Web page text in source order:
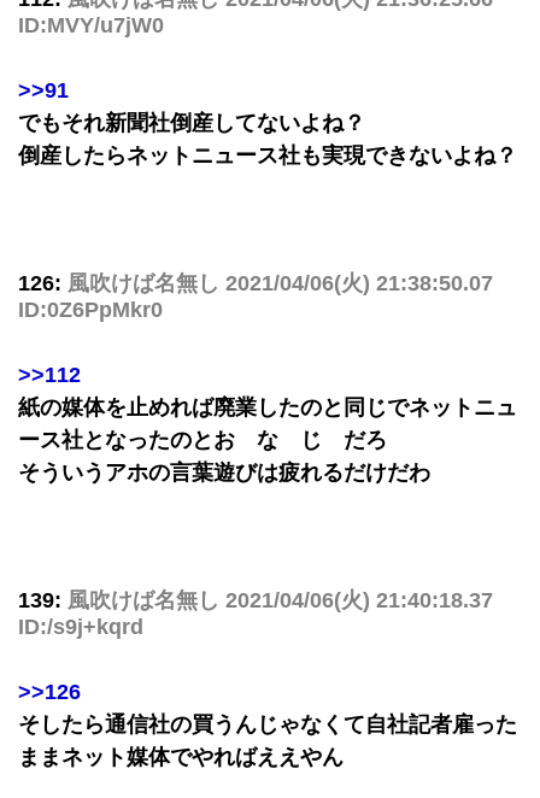
ID:MVY/u7jW0
>>91
でもそれ新聞社倒産してないよね？
倒産したらネットニュース社も実現できないよね？
126: 風吹けば名無し 2021/04/06(火) 21:38:50.07
ID:0Z6PpMkr0
>>112
紙の媒体を止めれば廃業したのと同じでネットニュ
ース社となったのとお な じ だろ
そういうアホの言葉遊びは疲れるだけだわ
139: 風吹けば名無し 2021/04/06(火) 21:40:18.37
ID:/s9j+kqrd
>>126
そしたら通信社の買うんじゃなくて自社記者雇った
ままネット媒体でやればええやん